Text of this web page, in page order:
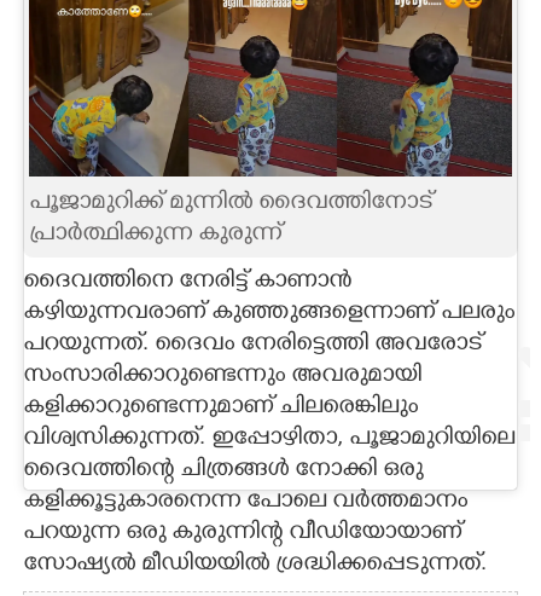
ART
ASTRO
CARTOONS
LITERATURE
ZOOM
CONTACT US
പൂജാമുറിക്ക് മുന്നിൽ ദൈവത്തിനോട്
പ്രാർത്ഥിക്കുന്ന കുരുന്ന്
ദൈവത്തിനെ നേരിട്ട് കാണാൻ
കഴിയുന്നവരാണ് കുഞ്ഞുങ്ങളെന്നാണ് പലരും
പറയുന്നത്. ദൈവം നേരിട്ടെത്തി അവരോട്
സംസാരിക്കാറുണ്ടെന്നും അവരുമായി
കളിക്കാറുണ്ടെന്നുമാണ് ചിലരെങ്കിലും
വിശ്വസിക്കുന്നത്. ഇപ്പോഴിതാ, പൂജാമുറിയിലെ
ദൈവത്തിന്റെ ചിത്രങ്ങൾ നോക്കി ഒരു
കളിക്കൂട്ടുകാരനെന്ന പോലെ വർത്തമാനം
പറയുന്ന ഒരു കുരുന്നിന്റ വീഡിയോയാണ്
സോഷ്യൽ മീഡിയയിൽ ശ്രദ്ധിക്കപ്പെടുന്നത്.